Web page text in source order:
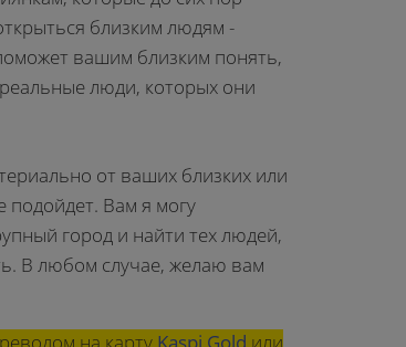
близким людям -
вашим близким понять,
люди, которых они
от ваших близких или
подойдет. Вам я могу
город и найти тех людей,
В любом случае, желаю вам
на карту Kaspi Gold или